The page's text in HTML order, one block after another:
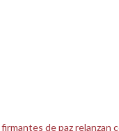
de paz relanzan